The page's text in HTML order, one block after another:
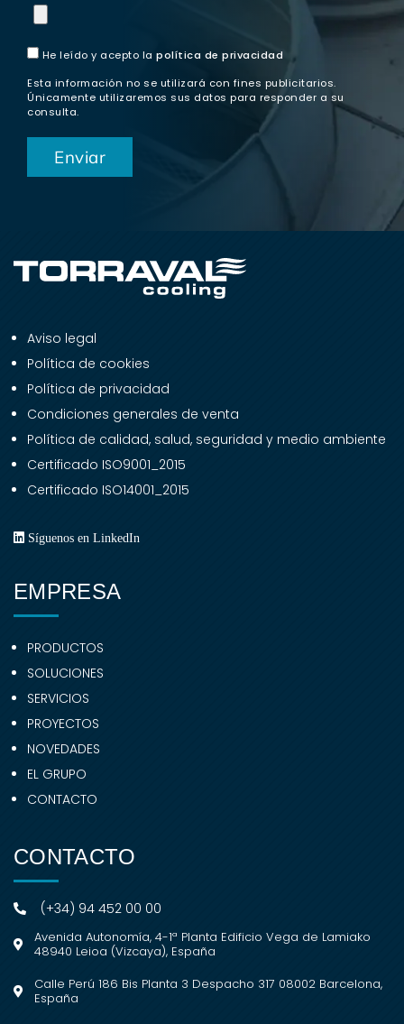
He leído y acepto la política de privacidad
Esta información no se utilizará con fines publicitarios.
Únicamente utilizaremos sus datos para responder a su
consulta.
Aviso legal
Política de cookies
Política de privacidad
Condiciones generales de venta
Política de calidad, salud, seguridad y medio ambiente
Certificado ISO9001_2015
Certificado ISO14001_2015
Síguenos en LinkedIn
EMPRESA
PRODUCTOS
SOLUCIONES
SERVICIOS
PROYECTOS
NOVEDADES
EL GRUPO
CONTACTO
CONTACTO
(+34) 94 452 00 00
Avenida Autonomía, 4-1ª Planta Edificio Vega de Lamiako
48940 Leioa (Vizcaya), España
Calle Perú 186 Bis Planta 3 Despacho 317 08002 Barcelona,
España